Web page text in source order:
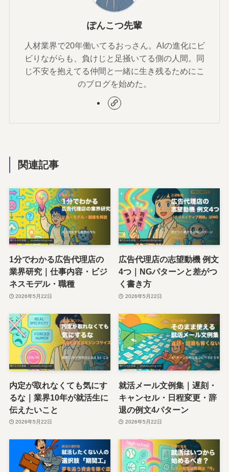
ぽんこつ先輩
人材業界で20年働いてるおっさん。AIの進化にビ
ビりながらも、負けじと足掻いてる側の人間。同
じ不安を抱えてる仲間と一緒に生き残るためにこ
のブログを始めた。
関連記事
1分でわかる広告代理店の
業界研究｜仕事内容・ビジ
ネスモデル・職種
2026年5月22日
広告代理店の志望動機 例文
4つ｜NGパターンと差がつ
く書き方
2026年5月22日
内定が取れなくても気にす
るな｜業界10年が就活生に
伝えたいこと
2026年5月22日
就活メール文例集｜遅刻・
キャンセル・日程変更・辞
退の例文4パターン
2026年5月22日